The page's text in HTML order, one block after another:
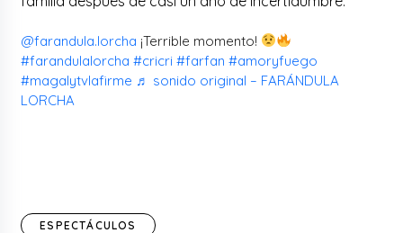
@farandula.lorcha ¡Terrible momento!
#farandulalorcha #cricri #farfan #amoryfuego
#magalytvlafirme ♬ sonido original – FARÁNDULA
LORCHA
ESPECTÁCULOS